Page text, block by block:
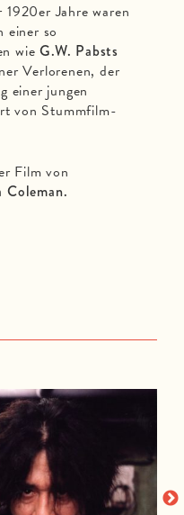
Jahre waren
einer so
wieG.W. Pabsts
Verlorenen, der
einer jungen
von Stummfilm-
Film von
Coleman.